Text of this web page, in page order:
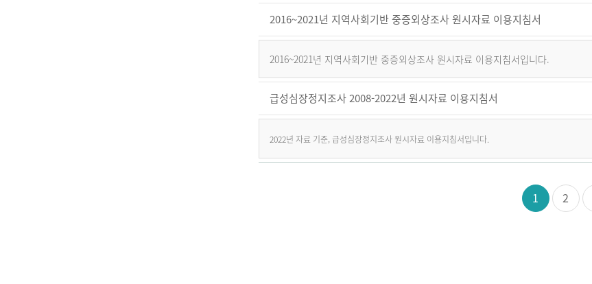
2016~2021년 지역사회기반 중증외상조사 원시자료 이용지침서
2016~2021년 지역사회기반 중증외상조사 원시자료 이용지침서입니다.
급성심장정지조사 2008-2022년 원시자료 이용지침서
2022년 자료 기준, 급성심장정지조사 원시자료 이용지침서입니다.
1 2